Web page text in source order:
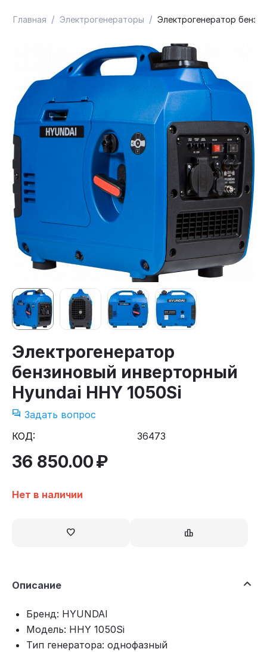
Главная / Электрогенераторы / Электрогенератор
Электрогенератор
бензиновый инверторный
Hyundai HHY 1050Si
Задать вопрос
КОД:
36473
36 850.00₽
Нет в наличии
Описание
Бренд: HYUNDAI
Модель: HHY 1050Si
Тип генератора: однофазный